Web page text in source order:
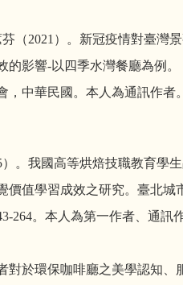
（2021 ）
。新冠疫情對臺灣
的影響-以四季水灣餐廳為例。
，中華民國。本人為通訊作者
） 。 我國高等烘焙技職教育學
價值學習成效之研究。臺北城
264。 本人為第一作者、通訊
對於環保咖啡廳之美學認知、